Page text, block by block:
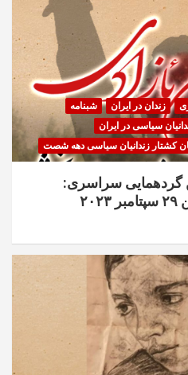
زندان در ایران
شبنامه
سیاسی در ایران
کشتار زندانیان سیاسی دهه شصت
گردهمایی سراسری: